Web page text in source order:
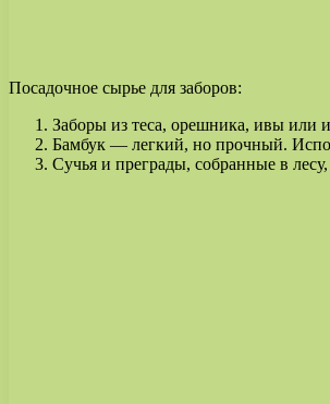
Посадочное сырье для заборов:
Заборы из теса, орешника, ивы или
Бамбук — легкий, но прочный.
Сучья и преграды, собранные в